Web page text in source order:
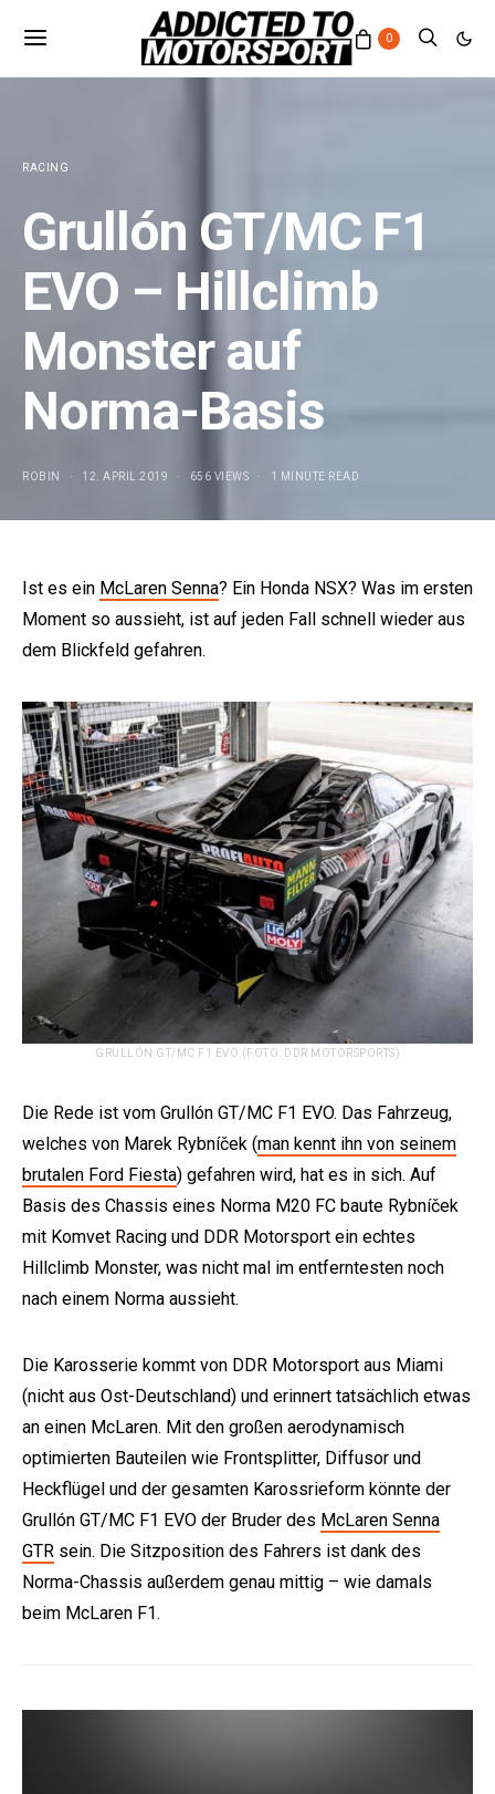
0
RACING
Grullón GT/MC F1
EVO – Hillclimb
Monster auf
Norma-Basis
ROBIN 12. APRIL 2019 656 VIEWS 1 MINUTE READ
Ist es ein McLaren Senna? Ein Honda NSX? Was im ersten
Moment so aussieht, ist auf jeden Fall schnell wieder aus
dem Blickfeld gefahren.
GRULLÓN GT/MC F1 EVO (FOTO: DDR MOTORSPORTS)
Die Rede ist vom Grullón GT/MC F1 EVO. Das Fahrzeug,
welches von Marek Rybníček (man kennt ihn von seinem
brutalen Ford Fiesta) gefahren wird, hat es in sich. Auf
Basis des Chassis eines Norma M20 FC baute Rybníček
mit Komvet Racing und DDR Motorsport ein echtes
Hillclimb Monster, was nicht mal im entferntesten noch
nach einem Norma aussieht.
Die Karosserie kommt von DDR Motorsport aus Miami
(nicht aus Ost-Deutschland) und erinnert tatsächlich etwas
an einen McLaren. Mit den großen aerodynamisch
optimierten Bauteilen wie Frontsplitter, Diffusor und
Heckflügel und der gesamten Karossrieform könnte der
Grullón GT/MC F1 EVO der Bruder des McLaren Senna
GTR sein. Die Sitzposition des Fahrers ist dank des
Norma-Chassis außerdem genau mittig – wie damals
beim McLaren F1.